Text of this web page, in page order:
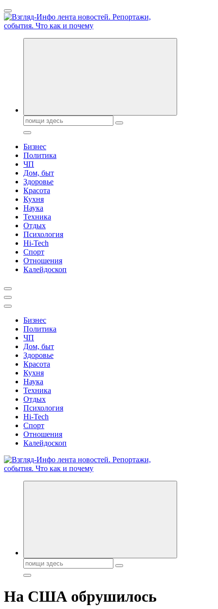
Перейти
к
содержанию
Обо всем и обо всех, что зачем и почему. Новости политики,
Поиск:
Бизнес
Политика
ЧП
Дом, быт
Здоровье
Красота
Кухня
Наука
Техника
Отдых
Психология
Hi-Tech
Спорт
Отношения
Калейдоскоп
Бизнес
Политика
ЧП
Дом, быт
Здоровье
Красота
Кухня
Наука
Техника
Отдых
Психология
Hi-Tech
Спорт
Отношения
Калейдоскоп
Обо всем и обо всех, что зачем и почему. Новости политики,
Поиск:
На США обрушилось